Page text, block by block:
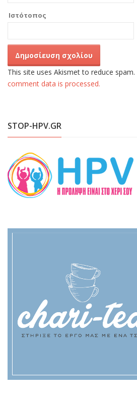
Ιστότοπος
This site uses Akismet to reduce spam.
comment data is processed.
STOP-HPV.GR